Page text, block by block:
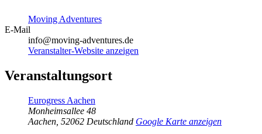
Moving Adventures
E-Mail
info@moving-adventures.de
Veranstalter-Website anzeigen
Veranstaltungsort
Eurogress Aachen
Monheimsallee 48
Aachen 52062 Deutschland Google Karte anzeigen